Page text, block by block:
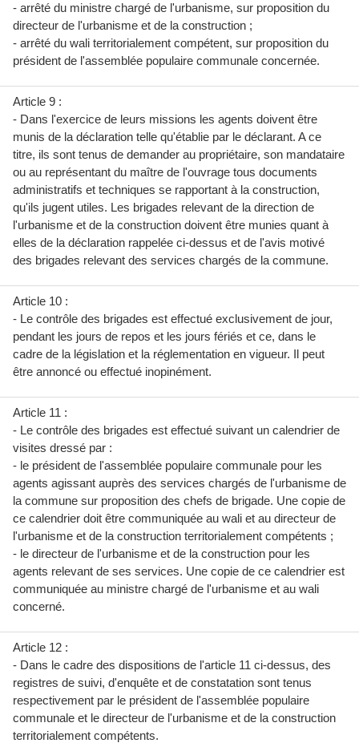
- arrêté du ministre chargé de l'urbanisme, sur proposition du
directeur de l'urbanisme et de la construction ;
- arrêté du wali territorialement compétent, sur proposition du
président de l'assemblée populaire communale concernée.
Article 9 :
- Dans l'exercice de leurs missions les agents doivent être
munis de la déclaration telle qu'établie par le déclarant. A ce
titre, ils sont tenus de demander au propriétaire, son mandataire
ou au représentant du maître de l'ouvrage tous documents
administratifs et techniques se rapportant à la construction,
qu'ils jugent utiles. Les brigades relevant de la direction de
l'urbanisme et de la construction doivent être munies quant à
elles de la déclaration rappelée ci-dessus et de l'avis motivé
des brigades relevant des services chargés de la commune.
Article 10 :
- Le contrôle des brigades est effectué exclusivement de jour,
pendant les jours de repos et les jours fériés et ce, dans le
cadre de la législation et la réglementation en vigueur. Il peut
être annoncé ou effectué inopinément.
Article 11 :
- Le contrôle des brigades est effectué suivant un calendrier de
visites dressé par :
- le président de l'assemblée populaire communale pour les
agents agissant auprès des services chargés de l'urbanisme de
la commune sur proposition des chefs de brigade. Une copie de
ce calendrier doit être communiquée au wali et au directeur de
l'urbanisme et de la construction territorialement compétents ;
- le directeur de l'urbanisme et de la construction pour les
agents relevant de ses services. Une copie de ce calendrier est
communiquée au ministre chargé de l'urbanisme et au wali
concerné.
Article 12 :
- Dans le cadre des dispositions de l'article 11 ci-dessus, des
registres de suivi, d'enquête et de constatation sont tenus
respectivement par le président de l'assemblée populaire
communale et le directeur de l'urbanisme et de la construction
territorialement compétents.